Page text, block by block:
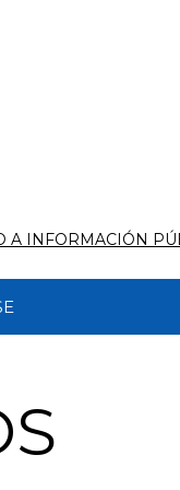
A INFORMACIÓN